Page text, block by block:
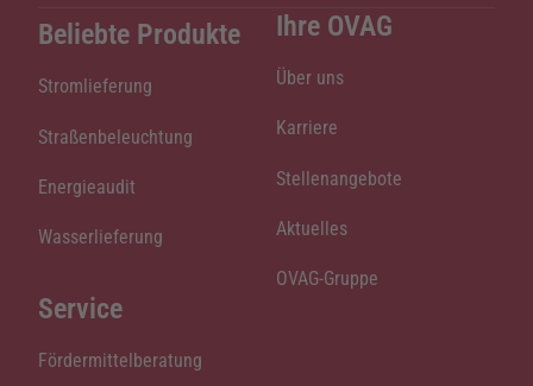
Beliebte Produkte
Stromlieferung
Straßenbeleuchtung
Energieaudit
Wasserlieferung
Service
Fördermittelberatung
Ihre OVAG
Über uns
Karriere
Stellenangebote
Aktuelles
OVAG-Gruppe